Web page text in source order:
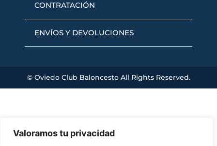
Valoramos tu privacidad
CONTRATACIÓN
ENVÍOS Y DEVOLUCIONES
© Oviedo Club Baloncesto All Rights Reserved.